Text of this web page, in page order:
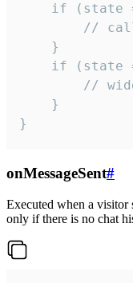
if (state
//
    }
if (state
//
    }
}
onMessageSent#
Executed when a visitor
only if there is no chat